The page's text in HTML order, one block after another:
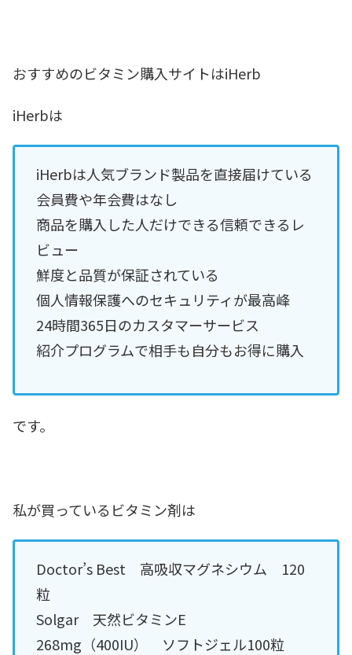
おすすめのビタミン購入サイトはiHerb
iHerbは
iHerbは人気ブランド製品を直接届けている
会員費や年会費はなし
商品を購入した人だけできる信頼できるレ
ビュー
鮮度と品質が保証されている
個人情報保護へのセキュリティが最高峰
24時間365日のカスタマーサービス
紹介プログラムで相手も自分もお得に購入
です。
私が買っているビタミン剤は
Doctor’s Best 高吸収マグネシウム 120
粒
Solgar 天然ビタミンE
268mg（400IU） ソフトジェル100粒